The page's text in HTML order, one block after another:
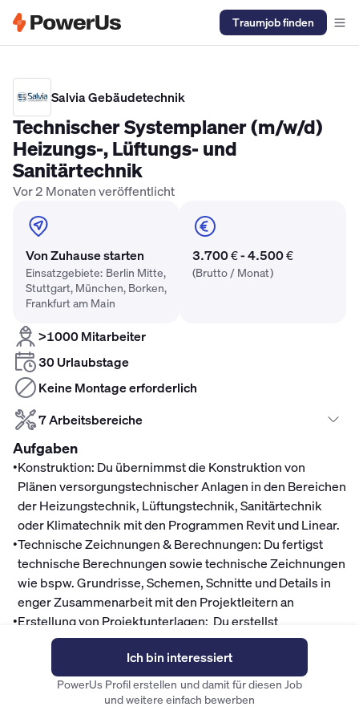
Traumjob finden
Salvia Gebäudetechnik
Technischer Systemplaner (m/w/d)
Heizungs-, Lüftungs- und
Sanitärtechnik
Vor 2 Monaten veröffentlicht
Von Zuhause starten
Einsatzgebiete: Berlin Mitte,
Stuttgart, München, Borken,
Frankfurt am Main
3.700 € - 4.500 €
(Brutto / Monat)
>1000 Mitarbeiter
30 Urlaubstage
Keine Montage erforderlich
7 Arbeitsbereiche
Aufgaben
•Konstruktion: Du übernimmst die Konstruktion von
Plänen versorgungstechnischer Anlagen in den Bereichen
der Heizungstechnik, Lüftungstechnik, Sanitärtechnik
oder Klimatechnik mit den Programmen Revit und Linear.
•Technische Zeichnungen & Berechnungen: Du fertigst
technische Berechnungen sowie technische Zeichnungen
wie bspw. Grundrisse, Schemen, Schnitte und Details in
enger Zusammenarbeit mit den Projektleitern an
•Erstellung von Projektunterlagen: Du erstellst
Begleitunterlagen wie Tabellen und Bemusterungslisten
und erarbeitest Massenauszüge für Pauschalisierungen
oder Leistungsverzeichnisse.
Mitarbeitervorteile
Ich bin interessiert
PowerUs Profil erstellen und damit für diesen Job
und weitere einfach bewerben